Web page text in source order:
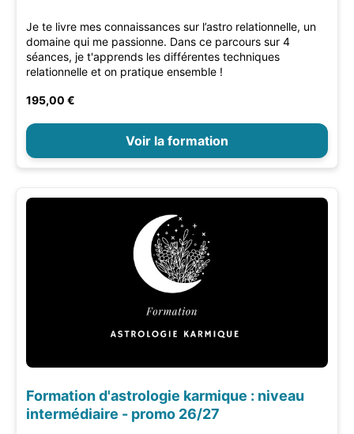
Je te livre mes connaissances sur l’astro relationnelle, un
domaine qui me passionne. Dans ce parcours sur 4
séances, je t'apprends les différentes techniques
relationnelle et on pratique ensemble !
195,00 €
Voir la formation
Formation d'astrologie karmique : niveau
intermédiaire - promo 26/27